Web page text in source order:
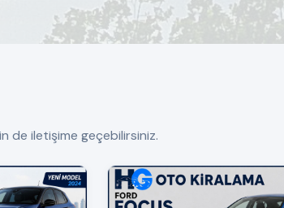
de iletişime geçebilirsiniz.